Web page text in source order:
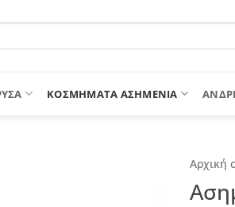
ΚΟΣΜΗΜΑΤΑ ΑΣΗΜΕΝΙΑ
Αρχική